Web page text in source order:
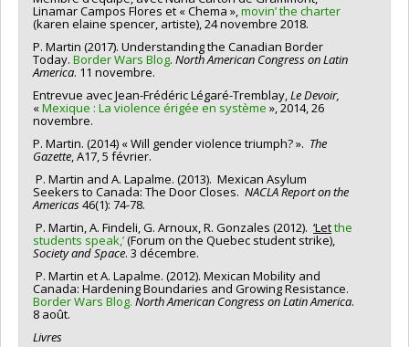
Linamar Campos Flores et « Chema »,movin’ the charter
(karen elaine spencer, artiste), 24 novembre 2018.
P. Martin (2017). Understanding the Canadian Border
Today. Border Wars Blog. North American Congress on Latin
America. 11 novembre.
Entrevue avec Jean-Frédéric Légaré-Tremblay,Le Devoir,
«Mexique : La violence érigée en système », 2014, 26
novembre.
P. Martin. (2014) « Will gender violence triumph? ». The
Gazette, A17, 5 février.
P. Martin and A. Lapalme. (2013). Mexican Asylum
Seekers to Canada: The Door Closes. NACLA Report on the
Americas46(1): 74-78.
P. Martin, A. Findeli, G. Arnoux, R. Gonzales (2012). ‘Letthe
students speak,’(Forum on the Quebec student strike),
Society and Space. 3 décembre.
P. Martin et A. Lapalme. (2012). Mexican Mobility and
Canada: Hardening Boundaries and Growing Resistance.
Border Wars Blog. North American Congress on Latin America.
8 août.
Livres